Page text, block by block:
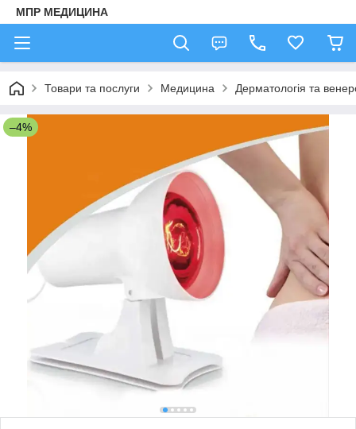
МПР МЕДИЦИНА
Товари та послуги Медицина Дерматологія та
–4%